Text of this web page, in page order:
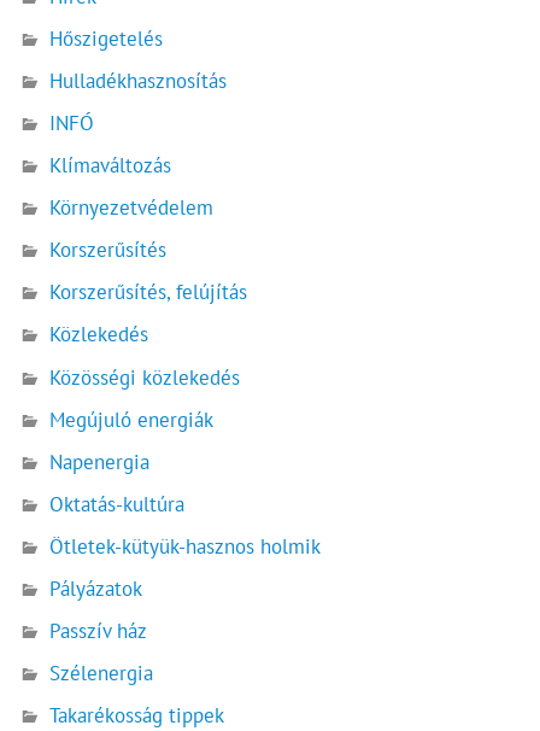
Hőszigetelés
Hulladékhasznosítás
INFÓ
Klímaváltozás
Környezetvédelem
Korszerűsítés
Korszerűsítés, felújítás
Közlekedés
Közösségi közlekedés
Megújuló energiák
Napenergia
Oktatás-kultúra
Ötletek-kütyük-hasznos holmik
Pályázatok
Passzív ház
Szélenergia
Takarékosság tippek